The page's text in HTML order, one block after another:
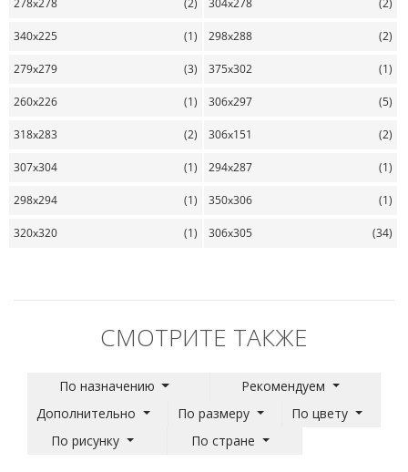
278x278 (2) 304x278 (2)
340x225 (1) 298x288 (2)
279x279 (3) 375x302 (1)
260x226 (1) 306x297 (5)
318x283 (2) 306x151 (2)
307x304 (1) 294x287 (1)
298x294 (1) 350x306 (1)
320x320 (1) 306x305 (34)
СМОТРИТЕ ТАКЖЕ
По назначению
Рекомендуем
Дополнительно
По размеру
По цвету
По рисунку
По стране